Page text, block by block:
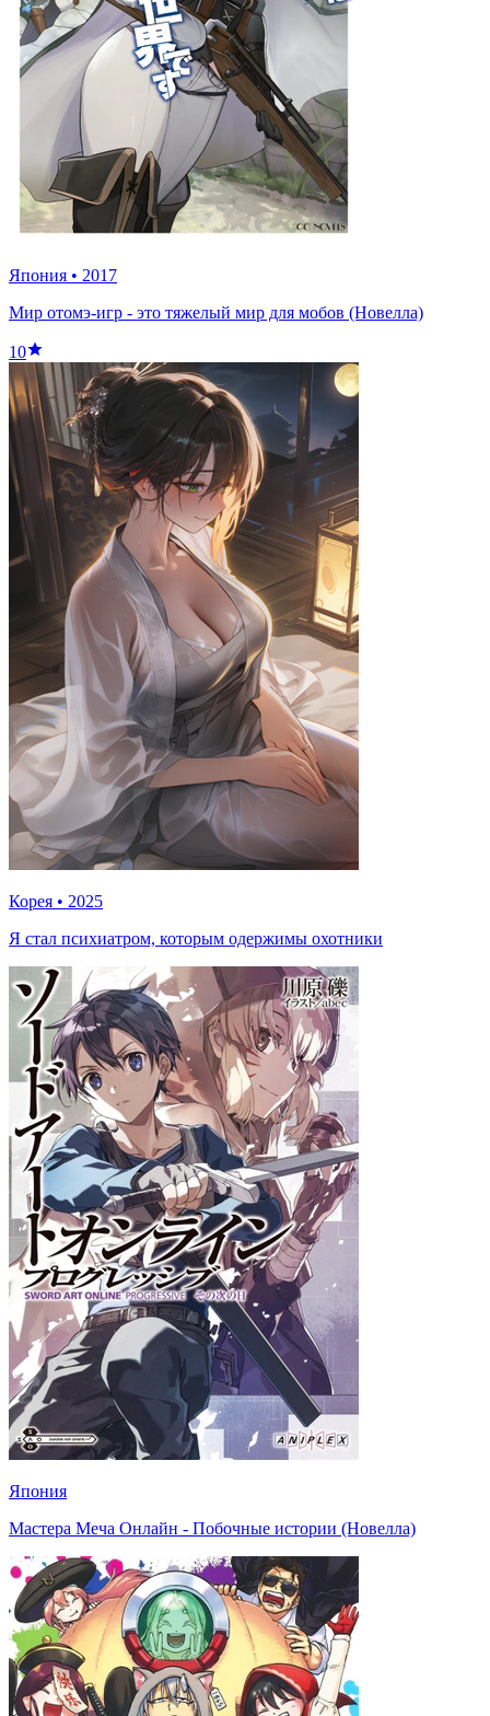
Япония • 2017
Мир отомэ-игр - это тяжелый мир для мобов (Новелла)
10
Корея • 2025
Я стал психиатром, которым одержимы охотники
Япония
Мастера Меча Онлайн - Побочные истории (Новелла)